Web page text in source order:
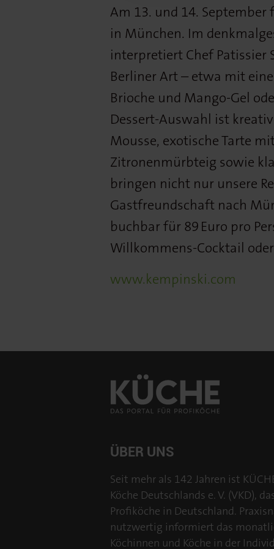
Am 13. und 14. September
in München. Im
interpretiert Chef Patissier
Berliner Art – etwa mit
Brioche und Mango-Gel
Dessert-Auswahl ist
Mousse, exotische Tarte
Zitronenmürbteig sowie
bringen nicht nur unsere
Gastfreundschaft nach
buchbar für 89 Euro pro
Willkommens-Cocktail
www.kempinski.com
ÜBER UNS
Seit mehr als 142 Jahren ist
Köche Deutschlands e. V. (VKD),
Profiköche in Deutschland.
nutzwertig informiert das
Köchinnen und Köche in der